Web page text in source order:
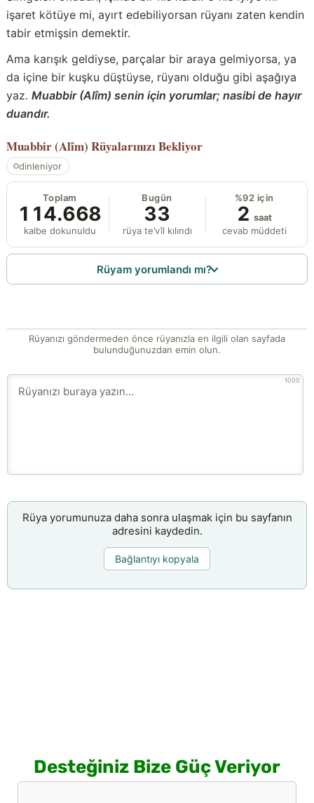
işaret kötüye mi, ayırt edebiliyorsan rüyanı zaten kendin
tabir etmişsin demektir.
Ama karışık geldiyse, parçalar bir araya gelmiyorsa, ya
da içine bir kuşku düştüyse, rüyanı olduğu gibi aşağıya
yaz. Muabbir (Alîm) senin için yorumlar; nasibi de hayır
duandır.
Muabbir (Alîm) Rüyalarınızı Bekliyor
dinleniyor
Toplam
114.668
kalbe dokunuldu
Bugün
33
rüya te’vîl kılındı
%92 için
2 saat
cevab müddeti
Rüyam yorumlandı mı?
Rüyanızı göndermeden önce rüyanızla en ilgili olan sayfada
bulunduğunuzdan emin olun.
1000
Rüya yorumunuza daha sonra ulaşmak için bu sayfanın
adresini kaydedin.
Bağlantıyı kopyala
Desteğiniz Bize Güç Veriyor